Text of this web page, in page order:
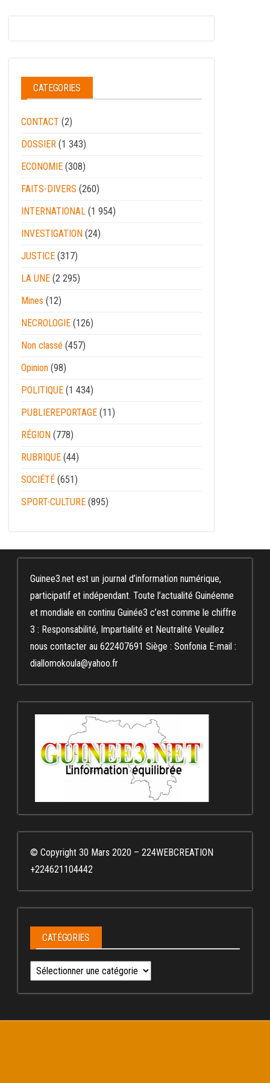
CATEGORIES
CONTACT (2)
DOSSIER (1 343)
ECONOMIE (308)
FAITS-DIVERS (260)
INTERNATIONAL (1 954)
INVESTIGATION (24)
JUSTICE (317)
LA UNE (2 295)
Mines (12)
NECROLOGIE (126)
Non classé (457)
Opinion (98)
POLITIQUE (1 434)
PUBLIEREPORTAGE (11)
RÉGION (778)
RUBRIQUE (44)
SOCIÉTÉ (651)
SPORT-CULTURE (895)
Guinee3.net est un journal d’information numérique,
participatif et indépendant. Toute l’actualité Guinéenne
et mondiale en continu Guinée3 c’est comme le chiffre
3 : Responsabilité, Impartialité et Neutralité Veuillez
nous contacter au 622407691 Siège : Sonfonia E-mail :
diallomokoula@yahoo.fr
© Copyright 30 Mars 2020 – 224WEBCREATION
+224621104442
CATÉGORIES
Catégories